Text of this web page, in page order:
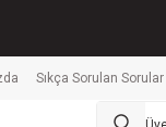
Sıkça Sorulan Sorular